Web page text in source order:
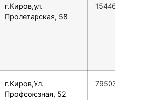
г.Киров,ул.
Пролетарская, 58
154467386976
г.Киров,Ул.
Профсоюзная, 52
79503293817